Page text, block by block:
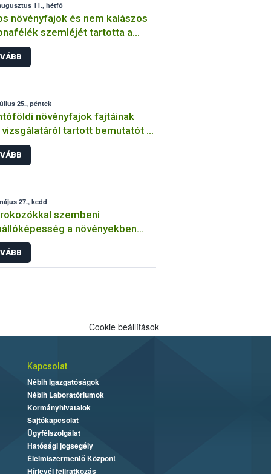
11., hétfő
növényfajok és nem kalászos
szemléjét tartotta a
25., péntek
növényfajok fajtáinak
vizsgálatáról tartott bemutatót a
27., kedd
szembeni
a növényekben
végzi a kórtani
a Nébih?
Cookie beállítások
Kapcsolat
Nébih Igazgatóságok
Nébih Laboratóriumok
Kormányhivatalok
Sajtókapcsolat
Ügyfélszolgálat
Hatósági jogsegély
Élelmiszermentő Központ
Hírlevél feliratkozás